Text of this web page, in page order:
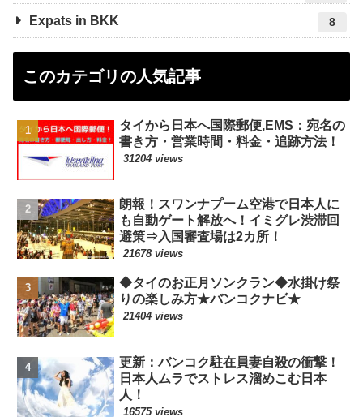
Expats in BKK 8
このカテゴリの人気記事
タイから日本へ国際郵便,EMS：宛名の
書き方・営業時間・料金・追跡方法！
31204 views
朗報！スワンナプーム空港で日本人に
も自動ゲート解放へ！イミグレ渋滞回
避策⇒入国審査場は2カ所！
21678 views
◆タイのお正月ソンクラン◆水掛け祭
りの楽しみ方★バンコクナビ★
21404 views
更新：バンコク駐在員妻自殺の衝撃！
日本人ムラでストレス溜めこむ日本
人！
16575 views